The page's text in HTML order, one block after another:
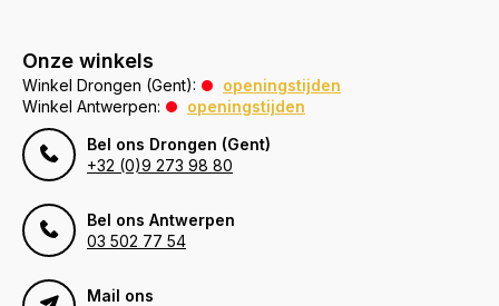
Onze winkels
Winkel Drongen (Gent):
openingstijden
Winkel Antwerpen:
openingstijden
Bel ons Drongen (Gent)
+32 (0)9 273 98 80
Bel ons Antwerpen
03 502 77 54
Mail ons